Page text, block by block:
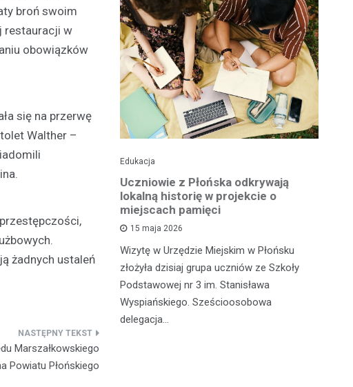
broń swoim
restauracji w
obowiązków
się na przerwę
Walther –
żadnych ustaleń
Marszałkowskiego
Powiatu Płońskiego
pomnika
odświętną
To właśnie
Edukacja
Uczniowie z Płońska odkrywają
lokalną historię w projekcie o
miejscach pamięci
15 maja 2026
Wizytę w Urzędzie Miejskim w Płońsku
złożyła dzisiaj grupa uczniów ze Szkoły
Podstawowej nr 3 im. Stanisława
Wyspiańskiego. Sześcioosobowa
delegacja…